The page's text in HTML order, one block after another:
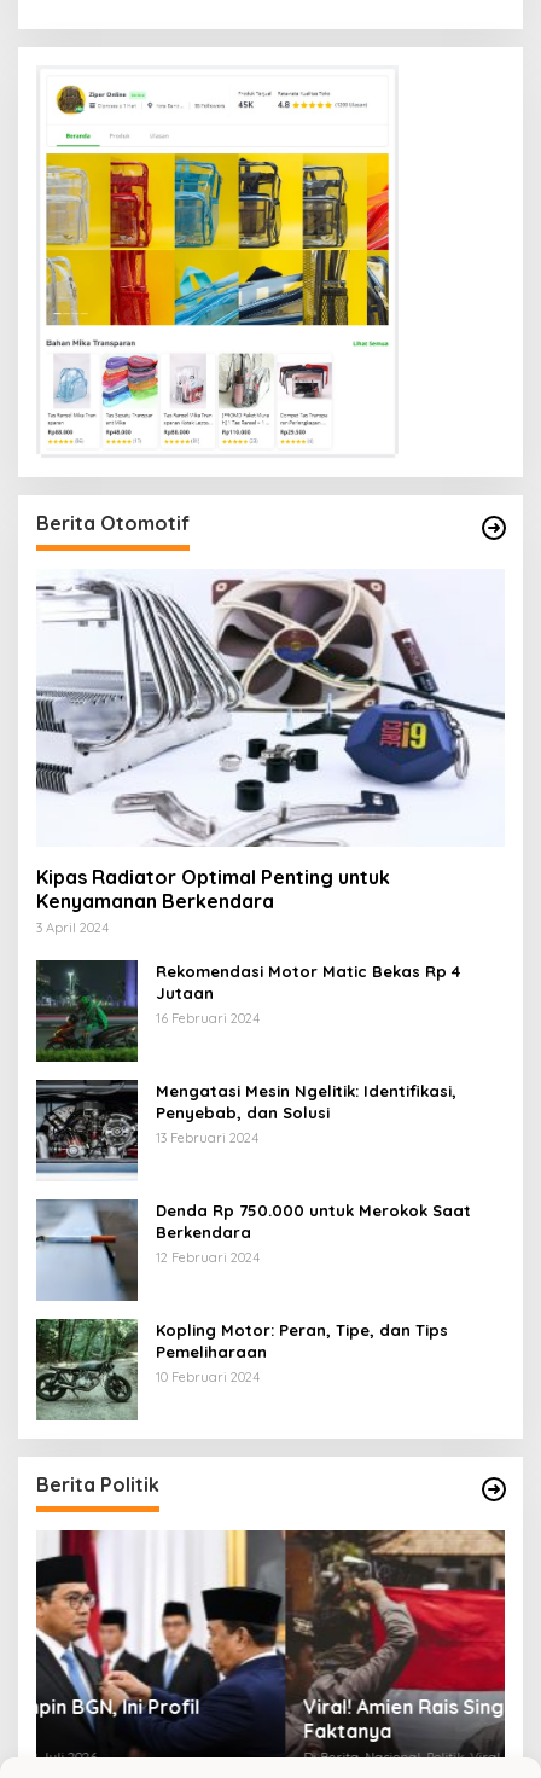
Berita Otomotif
Kipas Radiator Optimal Penting untuk
Kenyamanan Berkendara
3 April 2024
Rekomendasi Motor Matic Bekas Rp 4
Jutaan
16 Februari 2024
Mengatasi Mesin Ngelitik: Identifikasi,
Penyebab, dan Solusi
13 Februari 2024
Denda Rp 750.000 untuk Merokok Saat
Berkendara
12 Februari 2024
Kopling Motor: Peran, Tipe, dan Tips
Pemeliharaan
10 Februari 2024
Berita Politik
Viral! Amien Rais Singgung Prabowo, Ini
Faktanya
Di Berita, Nasional, Politik, Viral | 2 Mei 2026 Di